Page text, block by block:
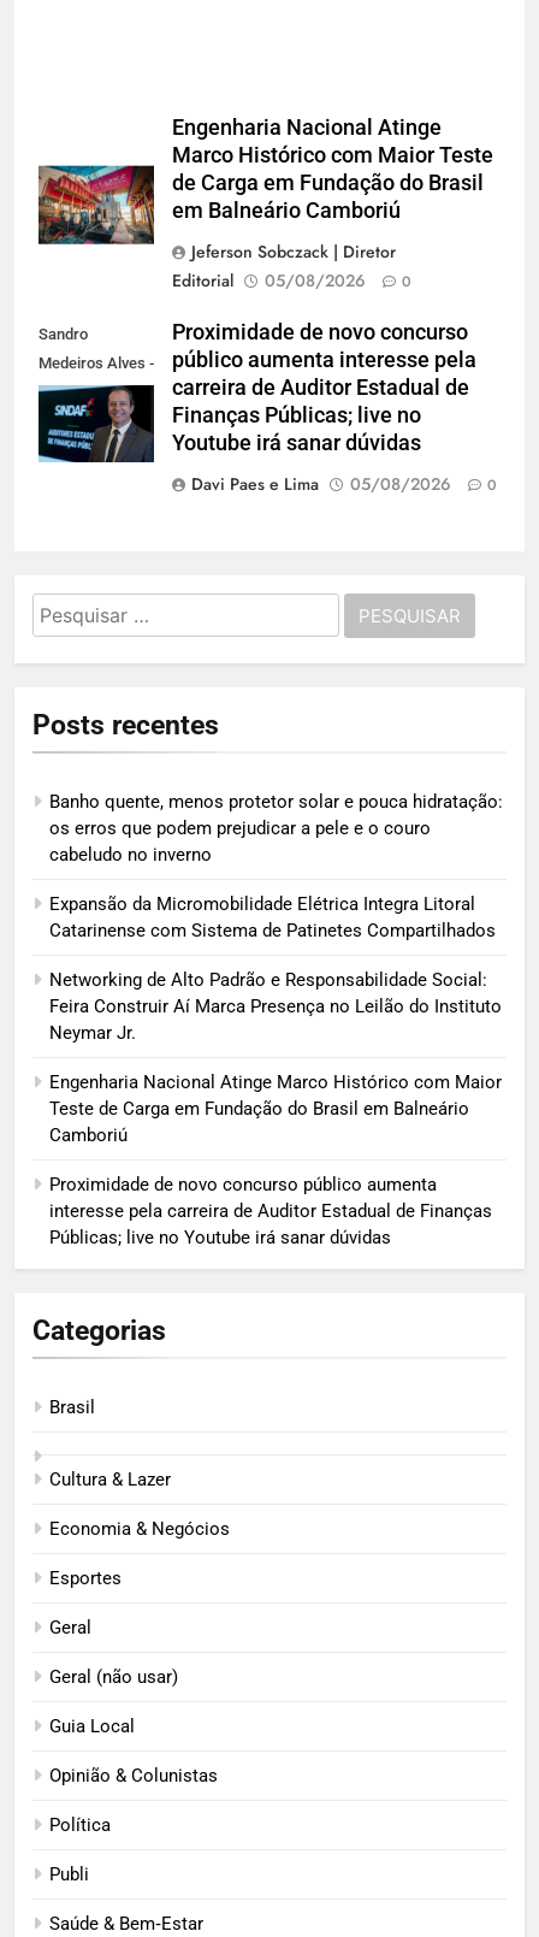
Engenharia Nacional Atinge
Marco Histórico com Maior Teste
de Carga em Fundação do Brasil
em Balneário Camboriú
Jeferson Sobczack | Diretor
Editorial
05/08/2026 0
Sandro
Medeiros Alves -
Presidente do
Sindaf-SC
Proximidade de novo concurso
público aumenta interesse pela
carreira de Auditor Estadual de
Finanças Públicas; live no
Youtube irá sanar dúvidas
Davi Paes e Lima
05/08/2026 0
Pesquisar
por:
Posts recentes
Banho quente, menos protetor solar e pouca hidratação:
os erros que podem prejudicar a pele e o couro
cabeludo no inverno
Expansão da Micromobilidade Elétrica Integra Litoral
Catarinense com Sistema de Patinetes Compartilhados
Networking de Alto Padrão e Responsabilidade Social:
Feira Construir Aí Marca Presença no Leilão do Instituto
Neymar Jr.
Engenharia Nacional Atinge Marco Histórico com Maior
Teste de Carga em Fundação do Brasil em Balneário
Camboriú
Proximidade de novo concurso público aumenta
interesse pela carreira de Auditor Estadual de Finanças
Públicas; live no Youtube irá sanar dúvidas
Categorias
Brasil
Cultura & Lazer
Economia & Negócios
Esportes
Geral
Geral (não usar)
Guia Local
Opinião & Colunistas
Política
Publi
Saúde & Bem‑Estar